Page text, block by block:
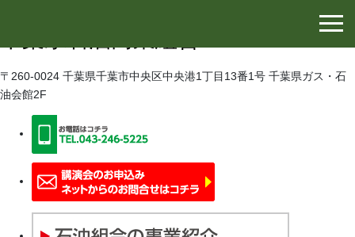
〒260-0024 千葉県千葉市中央区中央港1丁目13番1号 千葉県ガス・石
油会館2F